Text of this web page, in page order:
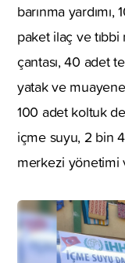
barınma
paket ilaç ve
çantası, 40 adet
yatak ve
100 adet koltuk
içme suyu, 2 bin
merkezi yönetimi